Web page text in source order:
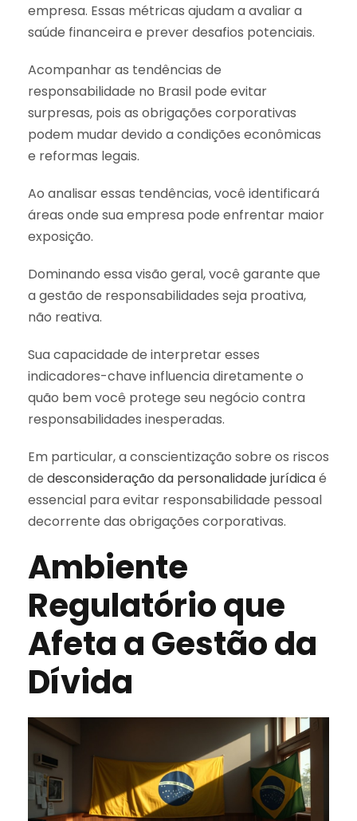
empresa. Essas métricas ajudam a avaliar a
saúde financeira e prever desafios potenciais.
Acompanhar as tendências de
responsabilidade no Brasil pode evitar
surpresas, pois as obrigações corporativas
podem mudar devido a condições econômicas
e reformas legais.
Ao analisar essas tendências, você identificará
áreas onde sua empresa pode enfrentar maior
exposição.
Dominando essa visão geral, você garante que
a gestão de responsabilidades seja proativa,
não reativa.
Sua capacidade de interpretar esses
indicadores-chave influencia diretamente o
quão bem você protege seu negócio contra
responsabilidades inesperadas.
Em particular, a conscientização sobre os riscos
de desconsideração da personalidade jurídicaé
essencial para evitar responsabilidade pessoal
decorrente das obrigações corporativas.
Ambiente
Regulatório que
Afeta a Gestão da
Dívida